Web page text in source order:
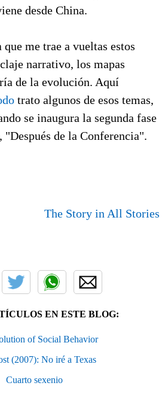
desde China.
me trae a vueltas estos
narrativo, los mapas
de la evolución. Aquí
trato algunos de esos temas,
se inaugura la segunda fase
"Después de la Conferencia".
The Story in All Stories
EN ESTE BLOG:
of Social Behavior
(2007): No iré a Texas
Cuarto sexenio